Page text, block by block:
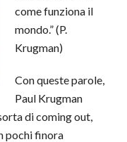
come funziona il
mondo.” (P.
Krugman)
Con queste parole,
Paul Krugman
di coming out,
pochi finora